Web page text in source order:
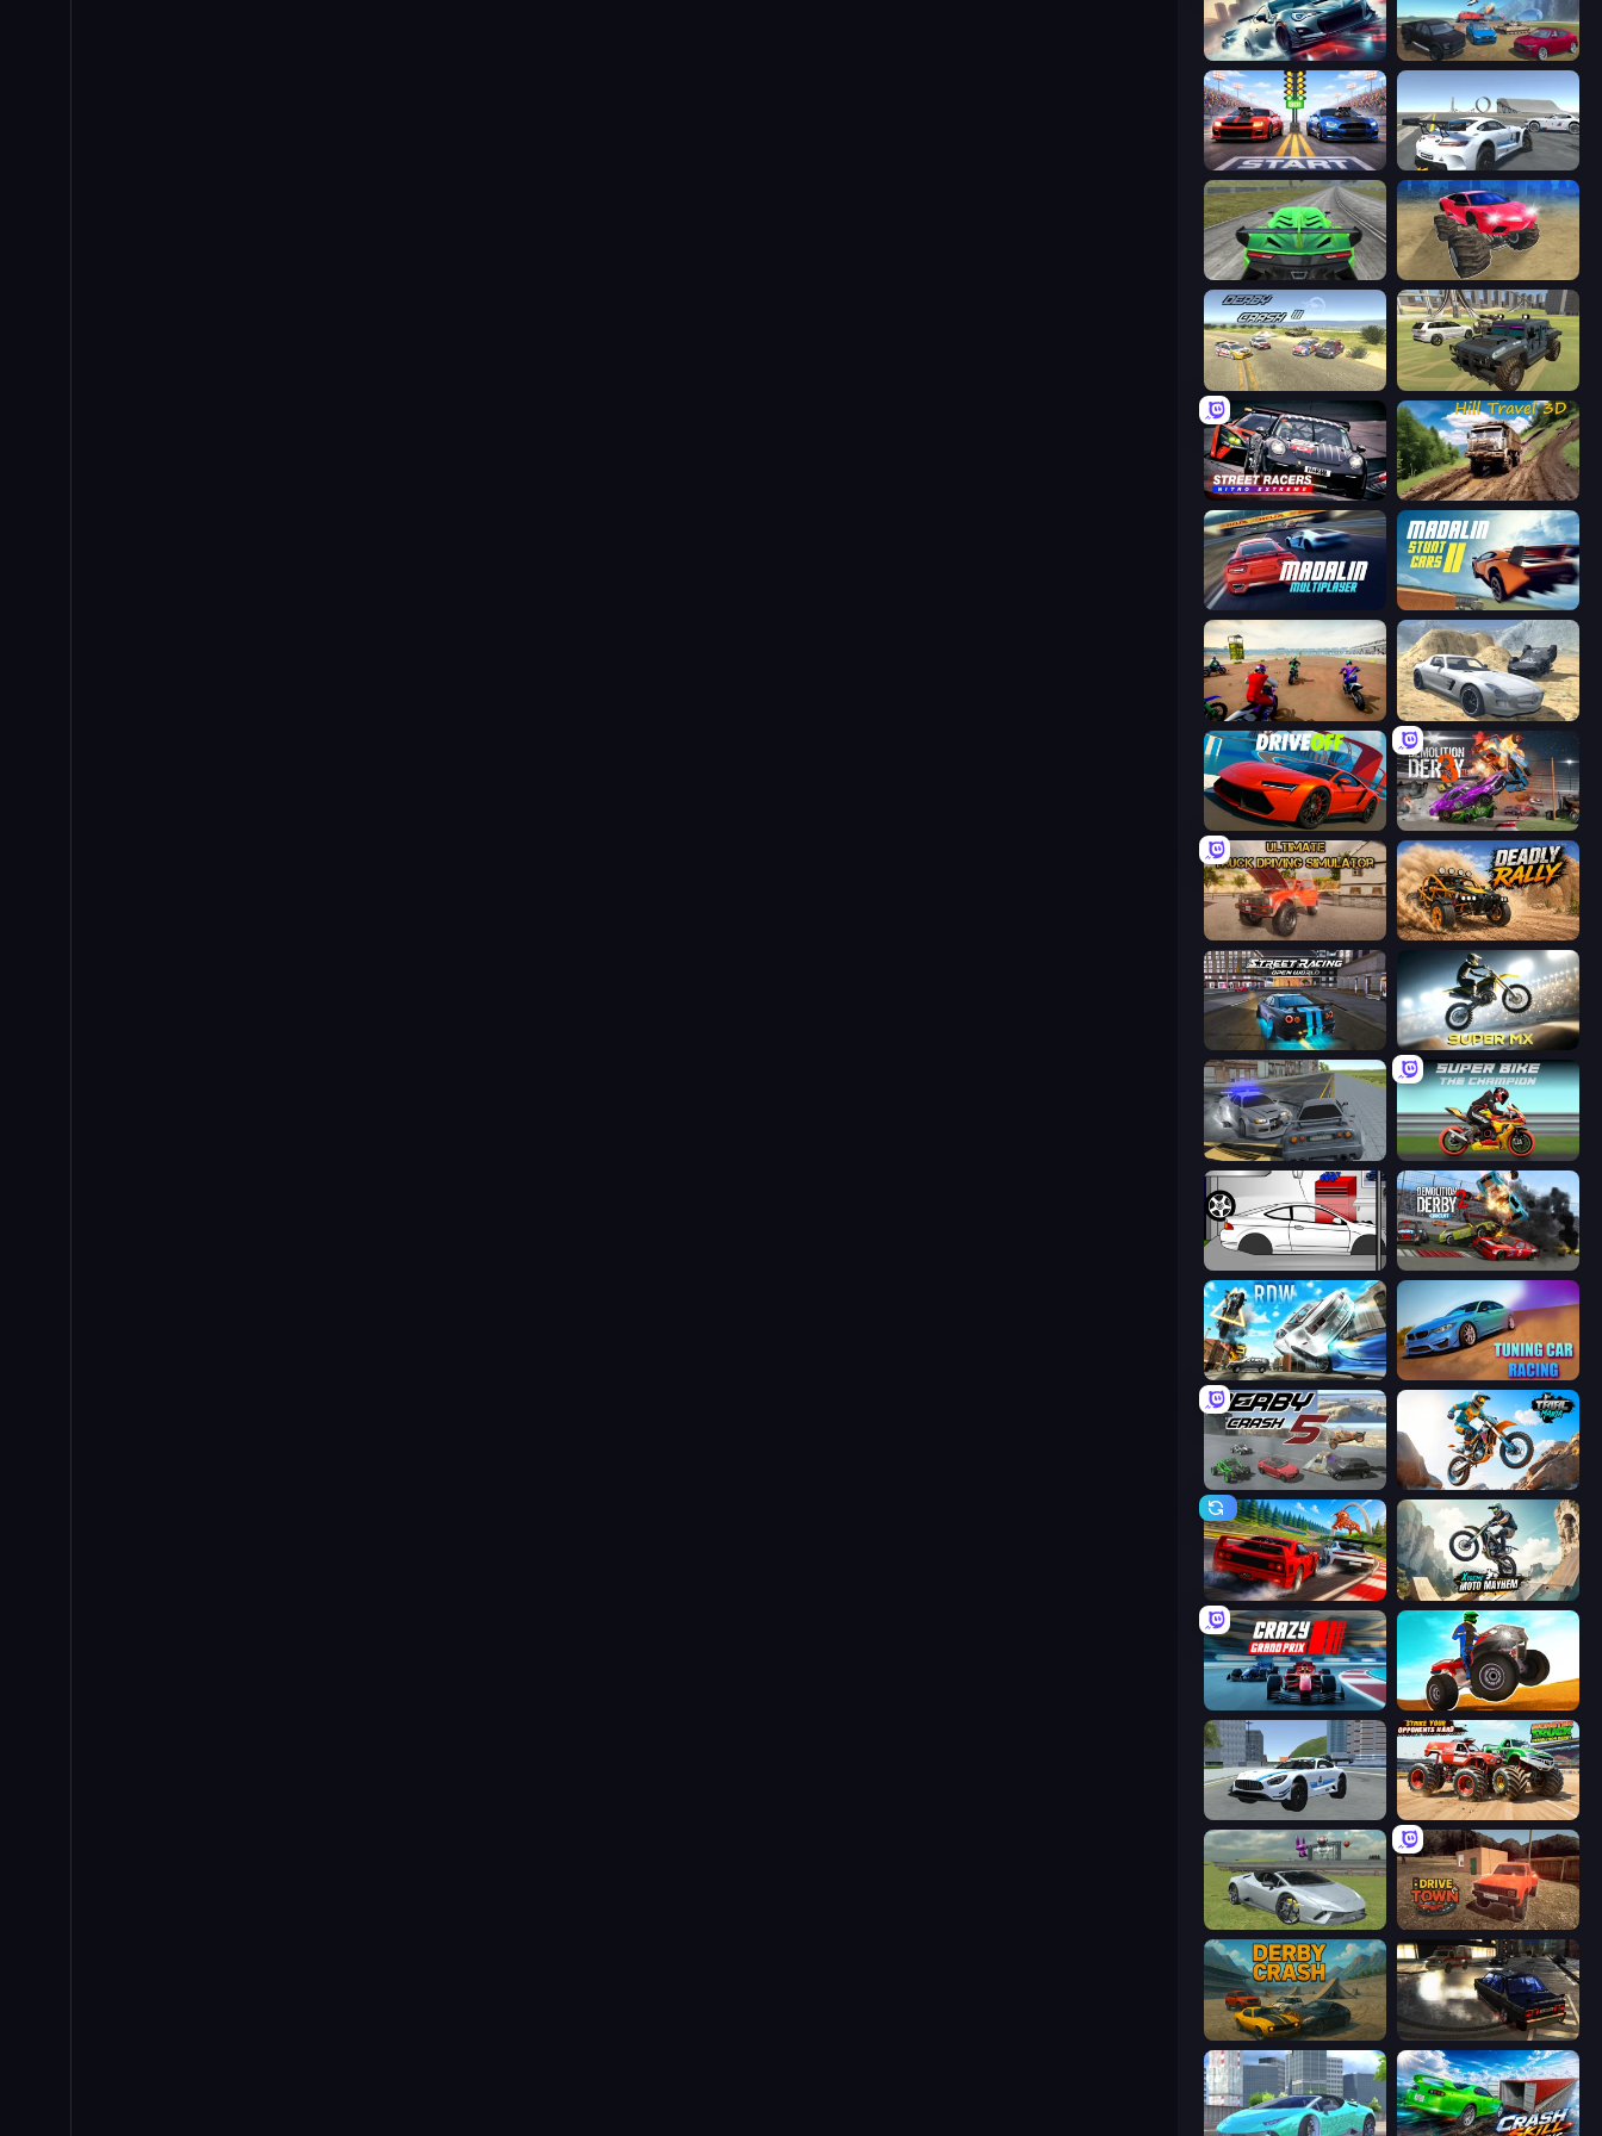
Xtreme City Drifting Derby Crash 4
Street Racer 2
Speed Racing Pro 2
Derby Crash 3 4x4 Offroader
Street Racers Nitro Extreme Hill Travel 3D
Madalin Stunt Cars 2
Super MX - The Champion Derby Crash 2
DriveOff Demolition Derby 3
Ultimate Truck Driving Simulator 2020 Deadly Rally
Super MX - Last Season
RCC City Racing Super Bike The Champion
Drag Racer V2 Demolition Derby 2
Real Drift World Tuning Car Racing
Derby Crash 5 Trial Mania
Racing: Online! Xtreme Moto Mayhem
Crazy Grand Prix ATV Ultimate Offroad
Crazy Stunt Cars 2 Monster Truck Demolition Derby
Sports Cars Driver DriveTown
Derby Crash City Classic Car Driving: 131